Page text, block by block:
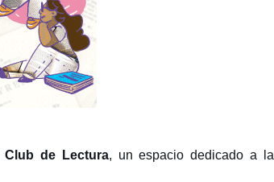
Club de Lectura, un espacio dedicado a la